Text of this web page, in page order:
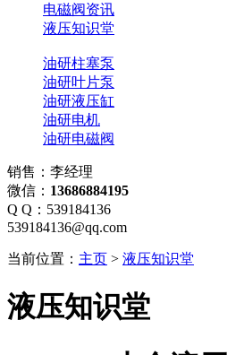
电磁阀资讯
液压知识堂
油研柱塞泵
油研叶片泵
油研液压缸
油研电机
油研电磁阀
销售：李经理
微信： 13686884195
Q Q：539184136
539184136@qq.com
当前位置： 主页 > 液压知识堂
液压知识堂